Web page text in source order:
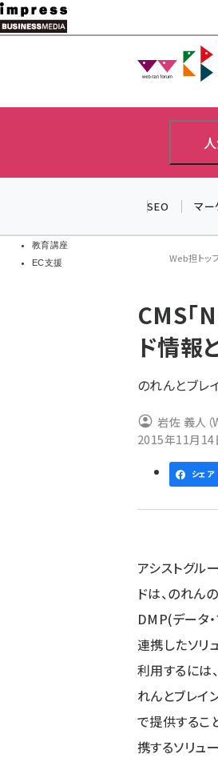
メ
イ
教育講座
EC支援
SEO マー
ン
く
ず
Web担トッ
CMS「
ド情報
のれんとブレ
岩佐 義人（
2015年11月14
シェア
アシストグル
ドは、のれん
DMP(データ
連携したソリ
利用するには
れんとブレイ
で提供するこ
携するソリュ